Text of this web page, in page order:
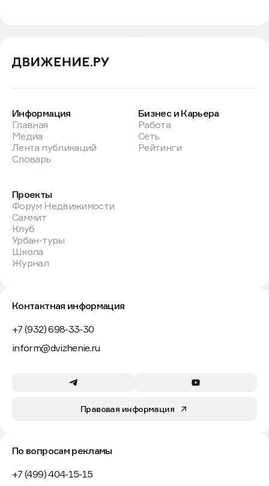
Информация
Главная
Медиа
Лента публикаций
Словарь
Бизнес и Карьера
Работа
Сеть
Рейтинги
Проекты
Форум Недвижимости
Саммит
Клуб
Урбан-туры
Школа
Журнал
Контактная информация
+7 (932) 698-33-30
inform@dvizhenie.ru
Правовая информация
По вопросам рекламы
+7 (499) 404-15-15